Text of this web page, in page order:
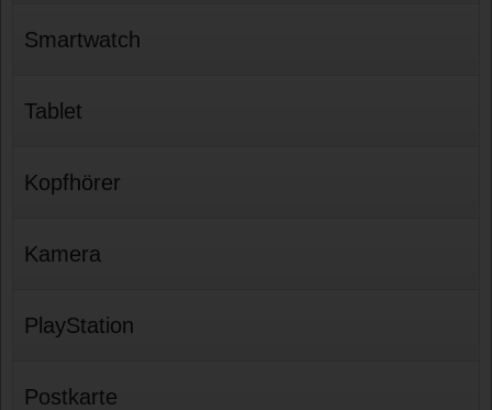
Smartwatch
Tablet
Kopfhörer
Kamera
PlayStation
Postkarte